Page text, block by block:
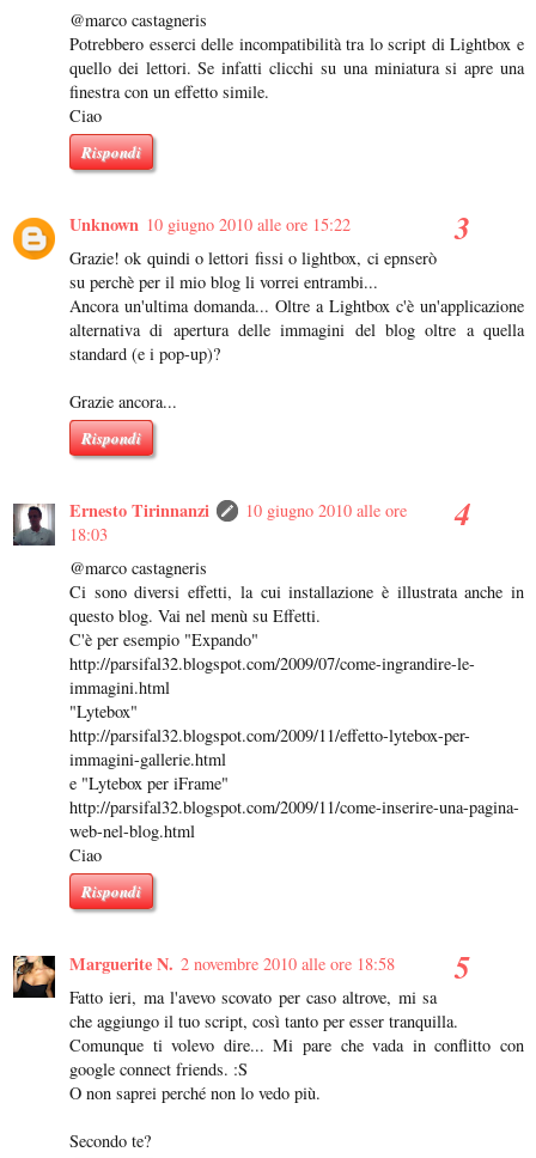
@marco castagneris
Potrebbero esserci delle incompatibilità tra lo script di Lightbox e
quello dei lettori. Se infatti clicchi su una miniatura si apre una
finestra con un effetto simile.
Ciao
Rispondi
Unknown 10 giugno 2010 alle ore 15:22
Grazie! ok quindi o lettori fissi o lightbox, ci epnserò
su perchè per il mio blog li vorrei entrambi...
Ancora un'ultima domanda... Oltre a Lightbox c'è un'applicazione
alternativa di apertura delle immagini del blog oltre a quella
standard (e i pop-up)?
Grazie ancora...
Rispondi
Ernesto Tirinnanzi
10 giugno 2010 alle ore
18:03
@marco castagneris
Ci sono diversi effetti, la cui installazione è illustrata anche in
questo blog. Vai nel menù su Effetti.
C'è per esempio "Expando"
http://parsifal32.blogspot.com/2009/07/come-ingrandire-le-
immagini.html
"Lytebox"
http://parsifal32.blogspot.com/2009/11/effetto-lytebox-per-
immagini-gallerie.html
e "Lytebox per iFrame"
http://parsifal32.blogspot.com/2009/11/come-inserire-una-pagina-
web-nel-blog.html
Ciao
Rispondi
Marguerite N. 2 novembre 2010 alle ore 18:58
Fatto ieri, ma l'avevo scovato per caso altrove, mi sa
che aggiungo il tuo script, così tanto per esser tranquilla.
Comunque ti volevo dire... Mi pare che vada in conflitto con
google connect friends. :S
O non saprei perché non lo vedo più.
Secondo te?